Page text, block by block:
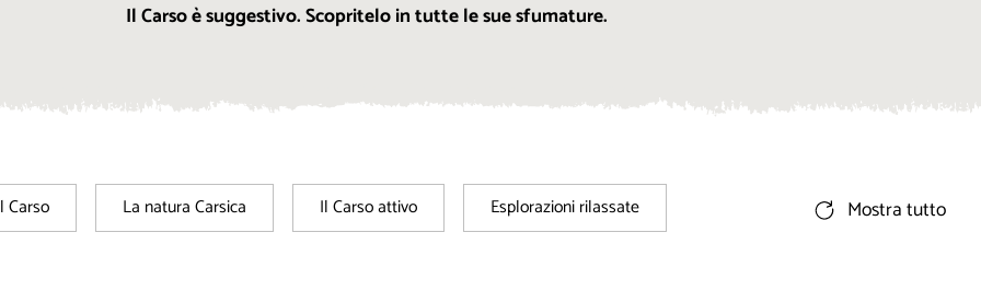
Il Carso è suggestivo. Scopritelo in tutte le sue sfumature.
Carso La natura Carsica Il Carso attivo Esplorazioni rilassate Mostra tutto